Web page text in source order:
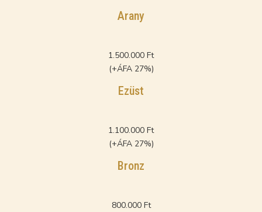
Arany
1.500.000 Ft
(+ÁFA 27%)
Ezüst
1.100.000 Ft
(+ÁFA 27%)
Bronz
800.000 Ft